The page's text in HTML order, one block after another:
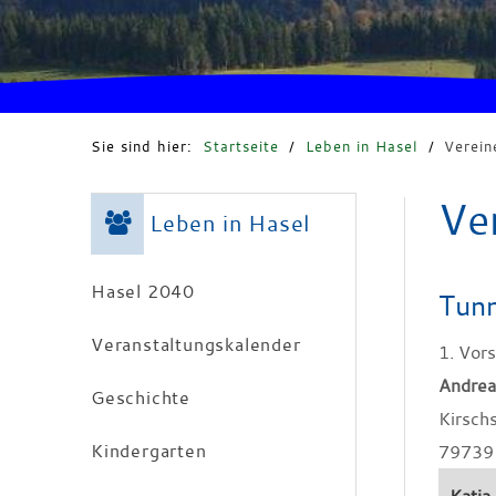
Sie sind hier: Startseite / Leben in Hasel /
Leben in Hasel
Hasel 2040
Veranstaltungskalender
Geschichte
Kindergarten
1.
79739